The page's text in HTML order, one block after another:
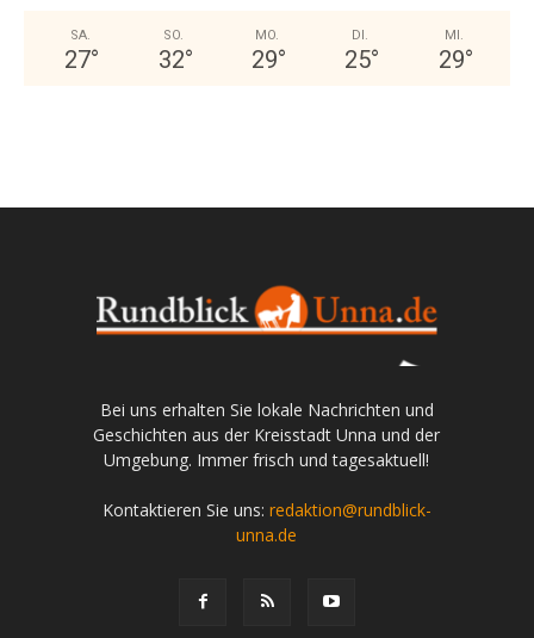
SA.
27°
SO.
32°
MO.
29°
DI.
25°
MI.
29°
Bei uns erhalten Sie lokale Nachrichten und
Geschichten aus der Kreisstadt Unna und der
Umgebung. Immer frisch und tagesaktuell!
Kontaktieren Sie uns: redaktion@rundblick-
unna.de